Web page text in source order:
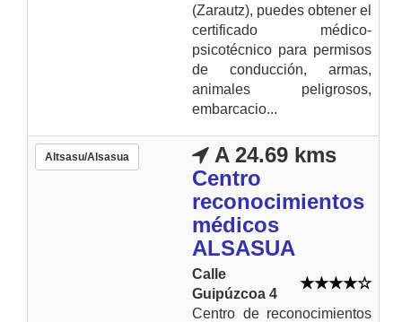
(Zarautz), puedes obtener el
certificado médico-
psicotécnico para permisos
de conducción, armas,
animales peligrosos,
embarcacio...
Altsasu/Alsasua
A 24.69 kms
Centro
reconocimientos
médicos
ALSASUA
Calle
Guipúzcoa 4
Centro de reconocimientos